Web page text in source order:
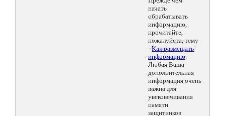
начать
обрабатывать
информацию,
прочитайте,
пожалуйста, тему
- Как размещать
информацию.
Любая Ваша
дополнительная
информация очень
важна для
увековечивания
памяти
защитников